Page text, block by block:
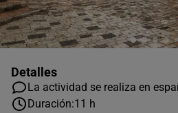
Detalles
La actividad se realiza en
Duración:11 h